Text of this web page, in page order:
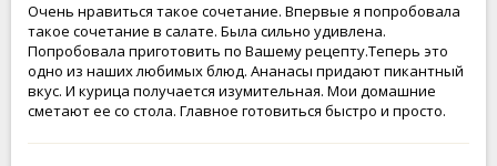
Очень нравиться такое сочетание. Впервые я попробовала
такое сочетание в салате. Была сильно удивлена.
Попробовала приготовить по Вашему рецепту.Теперь это
одно из наших любимых блюд. Ананасы придают пикантный
вкус. И курица получается изумительная. Мои домашние
сметают ее со стола. Главное готовиться быстро и просто.